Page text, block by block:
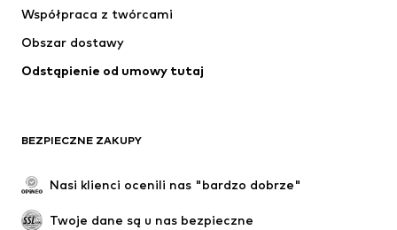
Współpraca z twórcami
Obszar dostawy
Odstąpienie od umowy tutaj
BEZPIECZNE ZAKUPY
Nasi klienci ocenili nas "bardzo dobrze"
Twoje dane są u nas bezpieczne